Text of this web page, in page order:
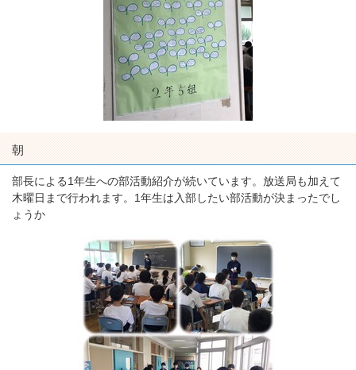
朝
部長による1年生への部活動紹介が続いています。放送局も加えて
木曜日まで行われます。1年生は入部したい部活動が決まったでし
ょうか